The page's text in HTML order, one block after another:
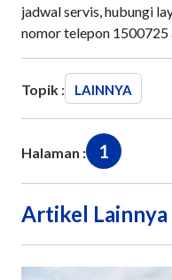
jadwal servis, hubungi
nomor telepon 1500725
Topik : LAINNYA
Halaman : 1
Artikel Lainnya